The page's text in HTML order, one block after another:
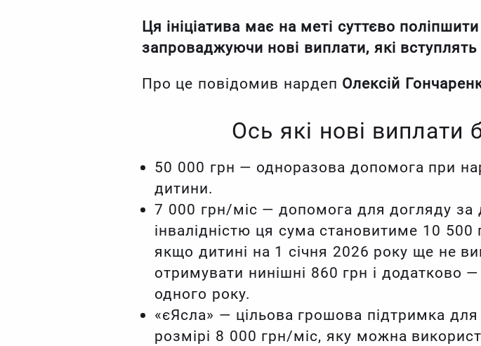
Ця ініціатива має на меті суттєво
запроваджуючи нові виплати, які
Про це повідомив нардеп Олексій
Ось які нові виплати
50 000 грн — одноразова допомога при
дитини.
7 000 грн/міс — допомога для догляду за
інвалідністю ця сума становитиме 10
якщо дитині на 1 січня 2026 року ще не
отримувати нинішні 860 грн і
одного року.
«єЯсла» — цільова грошова підтримка
розмірі 8 000 грн/міс, яку можна